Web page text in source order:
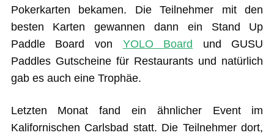
Pokerkarten bekamen. Die Teilnehmer mit den
besten Karten gewannen dann ein Stand Up
Paddle Board von YOLO Board
und GUSU
Paddles Gutscheine für Restaurants und natürlich
gab es auch eine Trophäe.
Letzten Monat fand ein ähnlicher Event im
Kalifornischen Carlsbad statt. Die Teilnehmer dort,